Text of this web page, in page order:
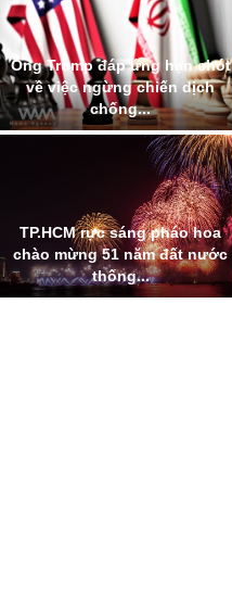
Ông Trump đáp ứng hạn chót
về việc ngừng chiến dịch
chống...
TP.HCM rực sáng pháo hoa
chào mừng 51 năm đất nước
thống...